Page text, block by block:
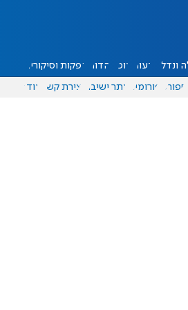
ונדל"ן דעות אוכל יהדות הפקות וסיקורים
ספורט פורומים אתר ישיבה יצירת קשר עוד